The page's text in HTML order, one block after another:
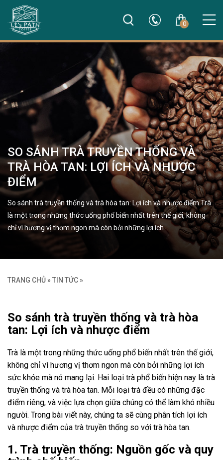
0
SO SÁNH TRÀ TRUYỀN THỐNG VÀ
TRÀ HÒA TAN: LỢI ÍCH VÀ NHƯỢC
ĐIỂM
So sánh trà truyền thống và trà hòa tan: Lợi ích và nhược điểm Trà
là một trong những thức uống phổ biến nhất trên thế giới, không
chỉ vì hương vị thơm ngon mà còn bởi những lợi ích…
TRANG CHỦ » TIN TỨC »
So sánh trà truyền thống và trà hòa
tan: Lợi ích và nhược điểm
Trà là một trong những thức uống phổ biến nhất trên thế giới,
không chỉ vì hương vị thơm ngon mà còn bởi những lợi ích
sức khỏe mà nó mang lại. Hai loại trà phổ biến hiện nay là trà
truyền thống và trà hòa tan. Mỗi loại trà đều có những đặc
điểm riêng, và việc lựa chọn giữa chúng có thể làm khó nhiều
người. Trong bài viết này, chúng ta sẽ cùng phân tích lợi ích
và nhược điểm của trà truyền thống so với trà hòa tan.
1. Trà truyền thống: Nguồn gốc và quy